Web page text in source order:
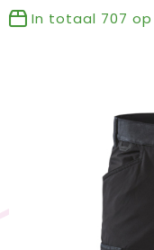
Drukwerk
In totaal 707